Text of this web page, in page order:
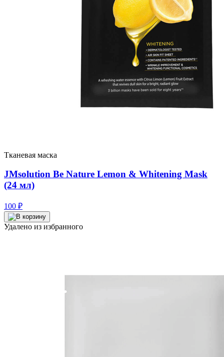
Тканевая маска
JMsolution Be Nature Lemon & Whitening Mask
(24 мл)
100 ₽
Удалено из избранного